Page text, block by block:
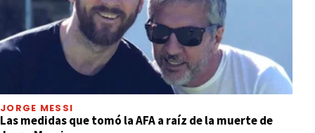
JORGE MESSI
Las medidas que tomó la AFA a raíz de la muerte de